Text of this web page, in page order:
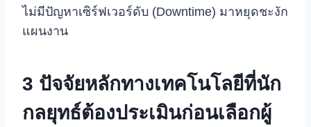
ไม่มีปัญหาเซิร์ฟเวอร์ดับ (Downtime) มาหยุดชะงัก
แผนงาน
3 ปัจจัยหลักทางเทคโนโลยีที่นัก
กลยุทธ์ต้องประเมินก่อนเลือกผู้